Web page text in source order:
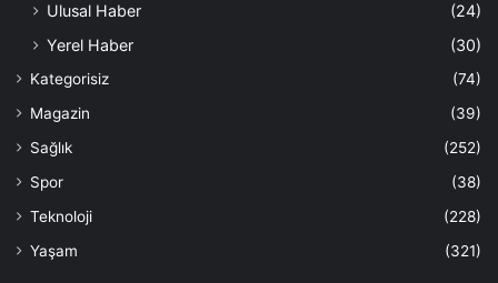
Ulusal Haber
(24)
Yerel Haber
(30)
Kategorisiz
(74)
Magazin
(39)
Sağlık
(252)
Spor
(38)
Teknoloji
(228)
Yaşam
(321)